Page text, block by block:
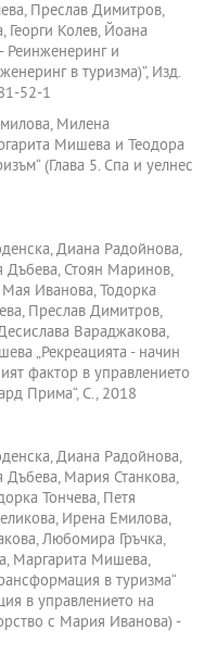
Преслав Димитров,
Колев, Йоана
Реинженеринг и
в туризма)“, Изд.
52-1
Милена
Мишева и Теодора
(Глава 5. Спа и уелнес
Диана Радойнова,
Дъбева, Стоян Маринов,
Иванова, Тодорка
Преслав Димитров,
Вараджакова,
„Рекреацията - начин
фактор в управлението
Прима“, С., 2018
Диана Радойнова,
Дъбева, Мария Станкова,
Тончева, Петя
Ирена Емилова,
Любомира Гръчка,
Маргарита Мишева,
в туризма“
в управлението на
с Мария Иванова) -